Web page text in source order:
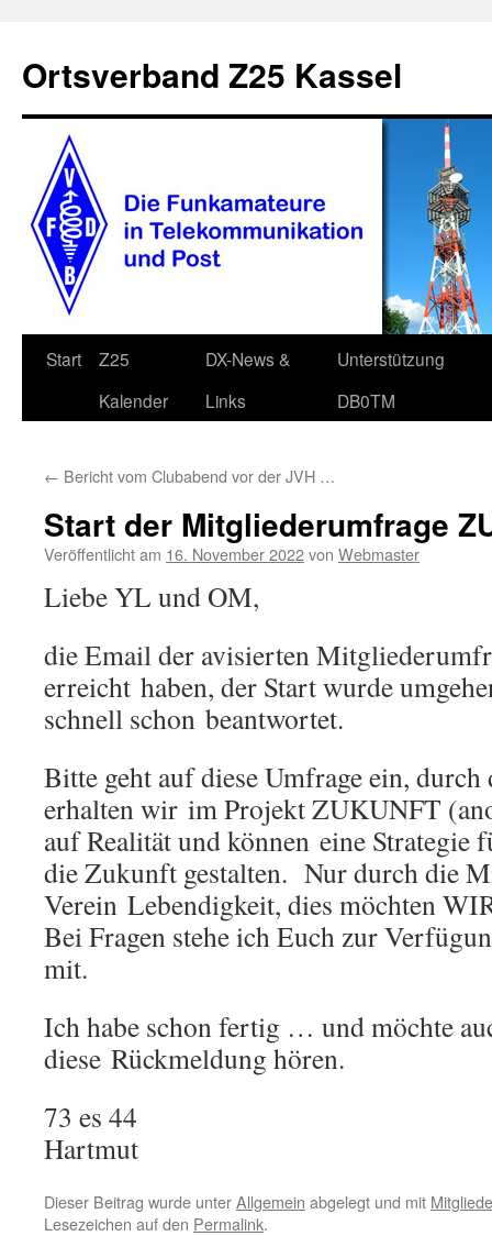
springen
Ortsverband Z25 Kassel
Start
Z25
Kalender
DX-News &
Links
Unterstützung
DB0TM
← Bericht vom Clubabend vor der JVH …
Start der Mitgliederumfrage
Veröffentlicht am 16. November 2022von Webmaster
Liebe YL und OM,
die Email der avisierten
erreicht haben, der Start wurde
schnell schon beantwortet.
Bitte geht auf diese Umfrage ein,
erhalten wir im Projekt ZUKUNFT
auf Realität und können eine Strategie
die Zukunft gestalten. Nur durch die
Verein Lebendigkeit, dies möchten
Bei Fragen stehe ich Euch zur
mit.
Ich habe schon fertig … und möchte
diese Rückmeldung hören.
73 es 44
Hartmut
Dieser Beitrag wurde unterAllgemein abgelegt und mit
Lesezeichen auf den Permalink.